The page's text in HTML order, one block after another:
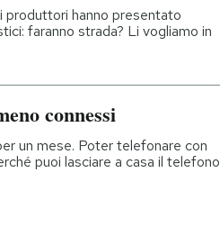
produttori hanno presentato
faranno strada? Li vogliamo in
connessi
un mese. Poter telefonare con
puoi lasciare a casa il telefono